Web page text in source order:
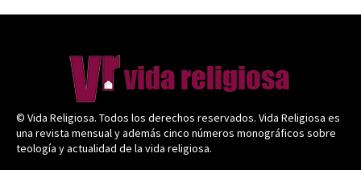
© Vida Religiosa. Todos los derechos reservados. Vida Religiosa es
una revista mensual y además cinco números monográficos sobre
teología y actualidad de la vida religiosa.